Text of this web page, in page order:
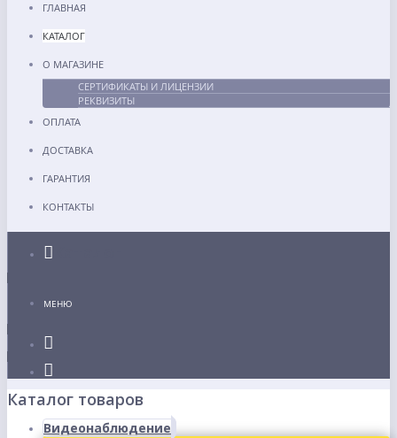
ГЛАВНАЯ
КАТАЛОГ
О МАГАЗИНЕ
СЕРТИФИКАТЫ И ЛИЦЕНЗИИ
РЕКВИЗИТЫ
ОПЛАТА
ДОСТАВКА
ГАРАНТИЯ
КОНТАКТЫ
МЕНЮ
Каталог товаров
Видеонаблюдение